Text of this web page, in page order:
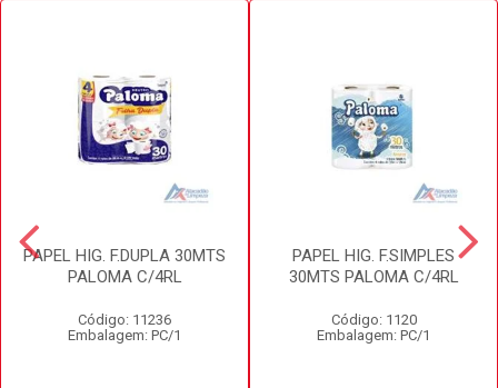
PAPEL HIG. F.DUPLA 30MTS
PALOMA C/4RL
Código: 11236
Embalagem: PC/1
PAPEL HIG. F.SIMPLES
30MTS PALOMA C/4RL
Código: 1120
Embalagem: PC/1